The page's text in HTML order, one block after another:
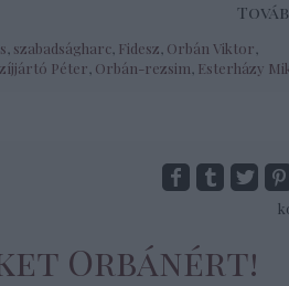
szabadságharc Fidesz Orbán Viktor
Péter Orbán-rezsim Esterházy
Orbánért!